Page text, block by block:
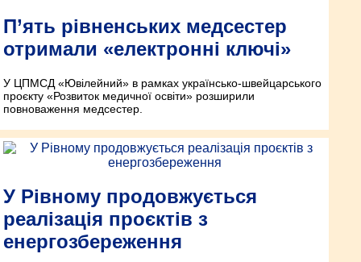
П’ять рівненських медсестер
отримали «електронні ключі»
У ЦПМСД «Ювілейний» в рамках українсько-швейцарського
проєкту «Розвиток медичної освіти» розширили
повноваження медсестер.
У Рівному продовжується
реалізація проєктів з
енергозбереження